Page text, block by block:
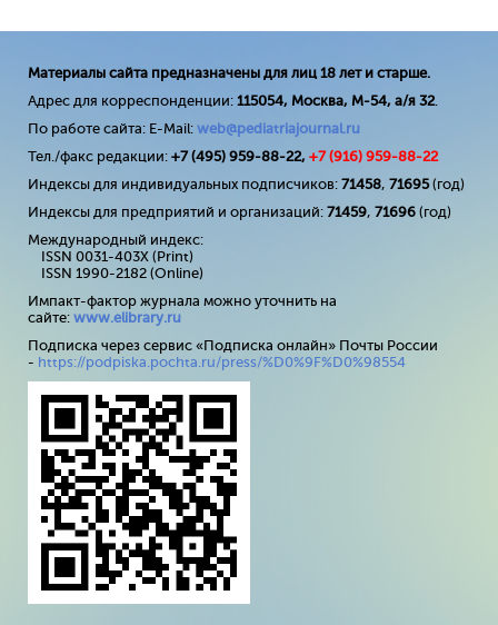
Материалы сайта предназначены для лиц 18 лет и старше.
Адрес для корреспонденции: 115054, Москва, М-54, а/я 32.
По работе сайта: E-Mail: web@pediatriajournal.ru
Тел./факс редакции: +7 (495) 959-88-22, +7 (916) 959-88-22
Индексы для индивидуальных подписчиков: 71458, 71695(год)
Индексы для предприятий и организаций: 71459, 71696 (год)
Международный индекс:
ISSN 0031-403X (Print)
ISSN 1990-2182 (Online)
Импакт-фактор журнала можно уточнить на
сайте: www.elibrary.ru
Подписка через сервис «Подписка онлайн» Почты России
- https://podpiska.pochta.ru/press/%D0%9F%D0%98554